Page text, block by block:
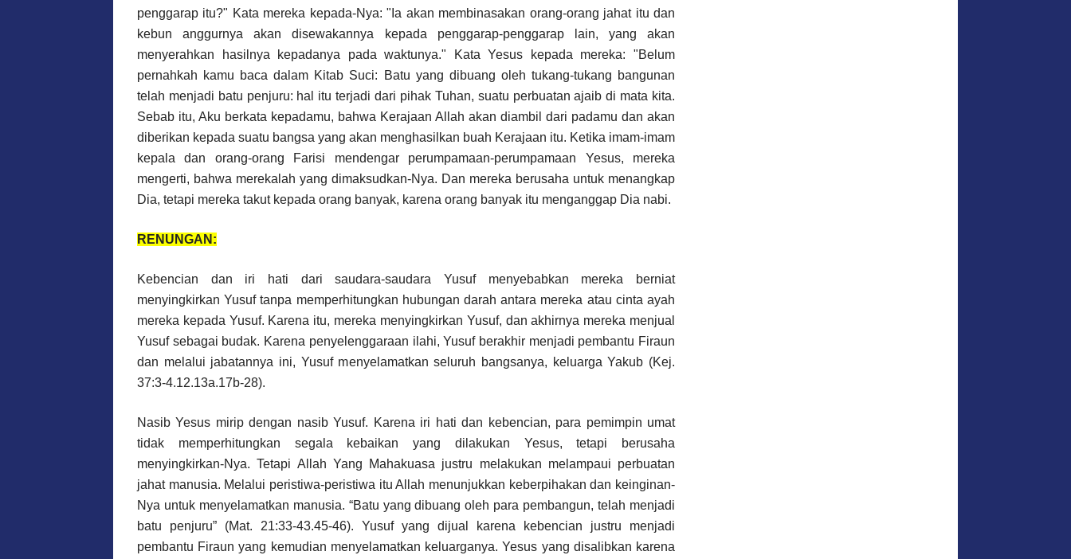
penggarap itu?" Kata mereka kepada-Nya: "Ia akan membinasakan orang-orang jahat itu dan
kebun anggurnya akan disewakannya kepada penggarap-penggarap lain, yang akan
menyerahkan hasilnya kepadanya pada waktunya." Kata Yesus kepada mereka: "Belum
pernahkah kamu baca dalam Kitab Suci: Batu yang dibuang oleh tukang-tukang bangunan
telah menjadi batu penjuru: hal itu terjadi dari pihak Tuhan, suatu perbuatan ajaib di mata kita.
Sebab itu, Aku berkata kepadamu, bahwa Kerajaan Allah akan diambil dari padamu dan akan
diberikan kepada suatu bangsa yang akan menghasilkan buah Kerajaan itu. Ketika imam-imam
kepala dan orang-orang Farisi mendengar perumpamaan-perumpamaan Yesus, mereka
mengerti, bahwa merekalah yang dimaksudkan-Nya. Dan mereka berusaha untuk menangkap
Dia, tetapi mereka takut kepada orang banyak, karena orang banyak itu menganggap Dia nabi.
RENUNGAN:
Kebencian dan iri hati dari saudara-saudara Yusuf menyebabkan mereka berniat
menyingkirkan Yusuf tanpa memperhitungkan hubungan darah antara mereka atau cinta ayah
mereka kepada Yusuf. Karena itu, mereka menyingkirkan Yusuf, dan akhirnya mereka menjual
Yusuf sebagai budak. Karena penyelenggaraan ilahi, Yusuf berakhir menjadi pembantu Firaun
dan melalui jabatannya ini, Yusuf menyelamatkan seluruh bangsanya, keluarga Yakub (Kej.
37:3-4.12.13a.17b-28).
Nasib Yesus mirip dengan nasib Yusuf. Karena iri hati dan kebencian, para pemimpin umat
tidak memperhitungkan segala kebaikan yang dilakukan Yesus, tetapi berusaha
menyingkirkan-Nya. Tetapi Allah Yang Mahakuasa justru melakukan melampaui perbuatan
jahat manusia. Melalui peristiwa-peristiwa itu Allah menunjukkan keberpihakan dan keinginan-
Nya untuk menyelamatkan manusia. “Batu yang dibuang oleh para pembangun, telah menjadi
batu penjuru” (Mat. 21:33-43.45-46). Yusuf yang dijual karena kebencian justru menjadi
pembantu Firaun yang kemudian menyelamatkan keluarganya. Yesus yang disalibkan karena